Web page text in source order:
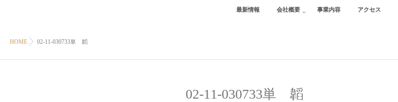
最新情報 会社概要 事業内容 アクセス
HOME 02-11-030733単 韜
02-11-030733単 韜